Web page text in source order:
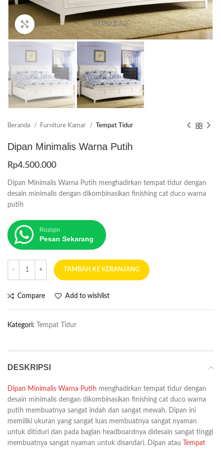
Click to enlarge
Beranda Furniture Kamar Tempat Tidur
Dipan Minimalis Warna Putih
Rp4.500.000
Dipan Minimalis Warna Putih menghadirkan tempat tidur dengan
desain minimalis dengan dikombinasikan finishing cat duco warna
putih
Roziqin
Pesan Sekarang
TAMBAH KE KERANJANG
Compare Add to wishlist
Kategori: Tempat Tidur
DESKRIPSI
Dipan Minimalis Warna Putih menghadirkan tempat tidur dengan
desain minimalis dengan dikombinasikan finishing cat duco warna
putih membuatnya sangat indah dan sangat mewah. Dipan ini
memiliki ukuran yang sangat luas membuatnya sangat nyaman
untuk ditiduri dan pada bagian headboardnya didesain sangat tinggi
membuatnya sangat nyaman untuk disandari. Dipan atau
Tempat